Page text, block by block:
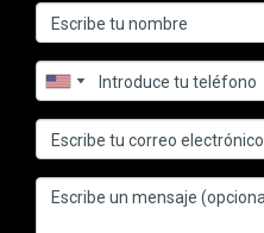
ese nicho particular, lo cual
¿Cuál es la mejor
mercado local?
Investiga constantemente
local, asiste a eventos